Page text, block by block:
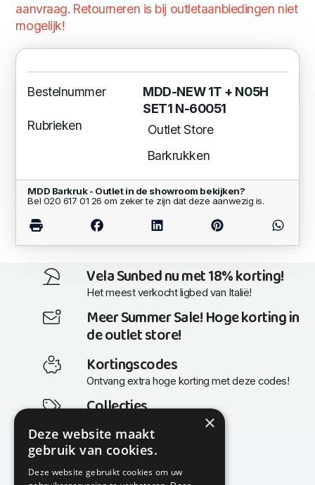
aanvraag. Retourneren is bij outletaanbiedingen niet
mogelijk!
Bestelnummer
MDD-NEW 1T + N05H
SET1 N-60051
Rubrieken
Outlet Store
Barkrukken
MDD Barkruk - Outlet in de showroom bekijken?
Bel 020 617 01 26 om zeker te zijn dat deze aanwezig is.
Vela Sunbed nu met 18% korting!
Het meest verkocht ligbed van Italië!
Meer Summer Sale! Hoge korting in
de outlet store!
Kortingscodes
Ontvang extra hoge korting met deze codes!
Collecties
Actuele en populaire collecties
×
Deze website maakt
gebruik van cookies.
Deze website gebruikt cookies om uw